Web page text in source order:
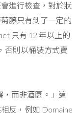
進行檢查，對於狀
藤只有到了一定的
只有 12 年以上的
否則以桶裝方式賣
，而非酒園。」這
反，例如 Domaine